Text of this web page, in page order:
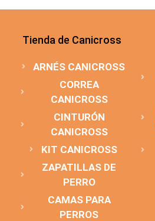
Tienda de Canicross
ARNÉS CANICROSS
CORREA
CANICROSS
CINTURÓN
CANICROSS
KIT CANICROSS
ZAPATILLAS DE
PERRO
CAMAS PARA
PERROS